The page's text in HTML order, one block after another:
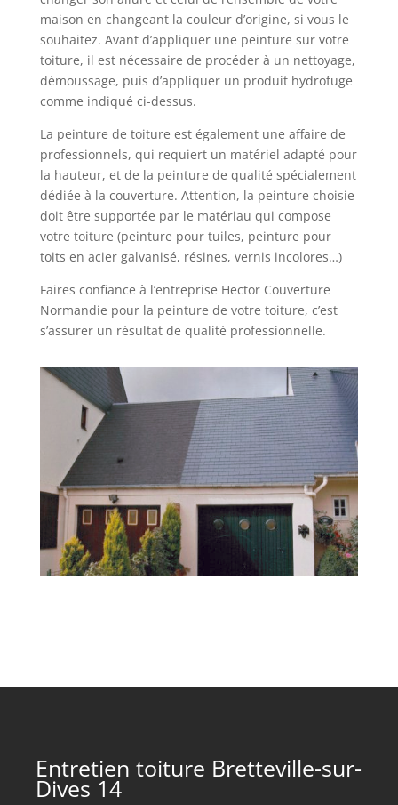
maison en changeant la couleur d’origine, si vous le
souhaitez. Avant d’appliquer une peinture sur votre
toiture, il est nécessaire de procéder à un nettoyage,
démoussage, puis d’appliquer un produit hydrofuge
comme indiqué ci-dessus.
La peinture de toiture est également une affaire de
professionnels, qui requiert un matériel adapté pour
la hauteur, et de la peinture de qualité spécialement
dédiée à la couverture. Attention, la peinture choisie
doit être supportée par le matériau qui compose
votre toiture (peinture pour tuiles, peinture pour
toits en acier galvanisé, résines, vernis incolores…)
Faires confiance à l’entreprise Hector Couverture
Normandie pour la peinture de votre toiture, c’est
s’assurer un résultat de qualité professionnelle.
Entretien toiture Bretteville-sur-
Dives 14